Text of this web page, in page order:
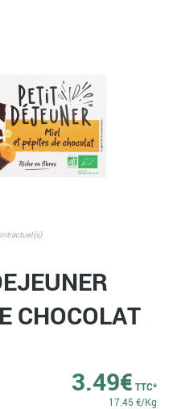
CHOCOLAT
3.49€ TTC*
17.45 €/Kg